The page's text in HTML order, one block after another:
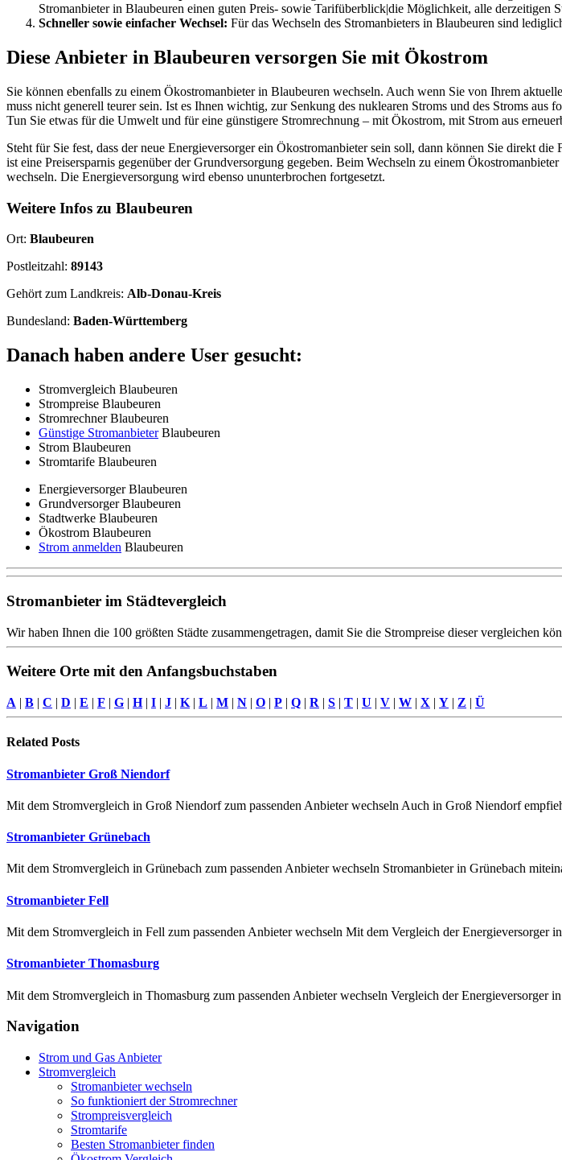
Stromanbieter in Blaubeuren einen guten Preis- sowie Tarifüberblick|die Möglichkeit, alle derzeitigen
Schneller sowie einfacher Wechsel: Für das Wechseln des Stromanbieters in Blaubeuren sind
Diese Anbieter in Blaubeuren versorgen Sie mit Ökostrom
Sie können ebenfalls zu einem Ökostromanbieter in Blaubeuren wechseln. Auch wenn Sie von Ihrem
muss nicht generell teurer sein. Ist es Ihnen wichtig, zur Senkung des nuklearen Stroms und des Stroms
Tun Sie etwas für die Umwelt und für eine günstigere Stromrechnung – mit Ökostrom, mit Strom aus
Steht für Sie fest, dass der neue Energieversorger ein Ökostromanbieter sein soll, dann können Sie direkt
ist eine Preisersparnis gegenüber der Grundversorgung gegeben. Beim Wechseln zu einem
wechseln. Die Energieversorgung wird ebenso ununterbrochen fortgesetzt.
Weitere Infos zu Blaubeuren
Ort: Blaubeuren
Postleitzahl: 89143
Gehört zum Landkreis: Alb-Donau-Kreis
Bundesland: Baden-Württemberg
Danach haben andere User gesucht:
Stromvergleich Blaubeuren
Strompreise Blaubeuren
Stromrechner Blaubeuren
Günstige StromanbieterBlaubeuren
Strom Blaubeuren
Stromtarife Blaubeuren
Energieversorger Blaubeuren
Grundversorger Blaubeuren
Stadtwerke Blaubeuren
Ökostrom Blaubeuren
Strom anmelden Blaubeuren
Stromanbieter im Städtevergleich
Wir haben Ihnen die 100 größten Städte zusammengetragen, damit Sie die Strompreise dieser vergleichen
Weitere Orte mit den Anfangsbuchstaben
A | B | C | D | E | F | G | H| I | J | K | L | M | N | O | P | Q | R | S | T | U | V | W | X | Y | Z | Ü
Related Posts
Stromanbieter Groß Niendorf
Mit dem Stromvergleich in Groß Niendorf zum passenden Anbieter wechseln Auch in Groß Niendorf
Stromanbieter Grünebach
Mit dem Stromvergleich in Grünebach zum passenden Anbieter wechseln Stromanbieter in Grünebach
Stromanbieter Fell
Mit dem Stromvergleich in Fell zum passenden Anbieter wechseln Mit dem Vergleich der Energieversorger
Stromanbieter Thomasburg
Mit dem Stromvergleich in Thomasburg zum passenden Anbieter wechseln Vergleich der Energieversorger
Navigation
Strom und Gas Anbieter
Stromvergleich
Stromanbieter wechseln
So funktioniert der Stromrechner
Strompreisvergleich
Stromtarife
Besten Stromanbieter finden